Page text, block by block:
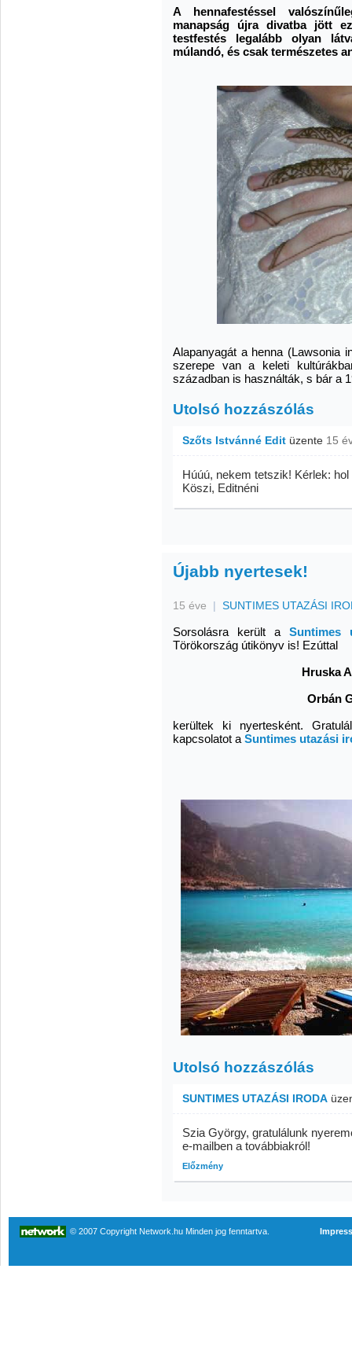
A hennafestéssel
manapság újra divatba jött
testfestés legalább olyan
múlandó, és csak természetes
Alapanyagát a henna (Lawsonia
szerepe van a keleti
században is használták, s bár a
Utolsó hozzászólás
Szőts Istvánné Edit üzente 15
Húúú, nekem tetszik! Kérlek:
Köszi, Editnéni
Újabb nyertesek!
15 éve | SUNTIMES UTAZÁSI
Sorsolásra került aSuntimes
Törökország útikönyv is! Ezúttal
Hruska
Orbán
kerültek ki nyertesként.
kapcsolatot a Suntimes utazási
Utolsó hozzászólás
SUNTIMES UTAZÁSI IRODA
Szia György, gratulálunk
e-mailben a továbbiakról!
Előzmény
© 2007 Copyright Network.hu Minden jog fenntartva.